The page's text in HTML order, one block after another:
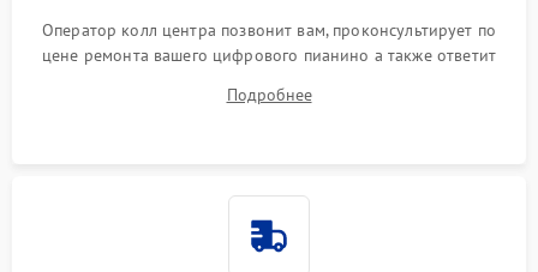
Оператор колл центра позвонит вам, проконсультирует по
цене ремонта вашего цифрового пианино а также ответит
Подробнее